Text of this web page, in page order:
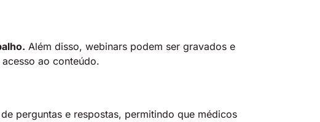
Além disso, webinars podem ser gravados e
ao conteúdo.
perguntas e respostas, permitindo que médicos